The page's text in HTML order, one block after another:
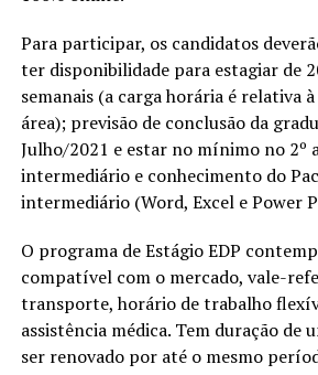
Para participar, os candidatos
ter disponibilidade para estagiar de
semanais (a carga horária é relativa à
área); previsão de conclusão da
Julho/2021 e estar no mínimo no 2º
intermediário e conhecimento do
intermediário (Word, Excel e Power
O programa de Estágio EDP
compatível com o mercado, vale-
transporte, horário de trabalho
assistência médica. Tem duração de
ser renovado por até o mesmo